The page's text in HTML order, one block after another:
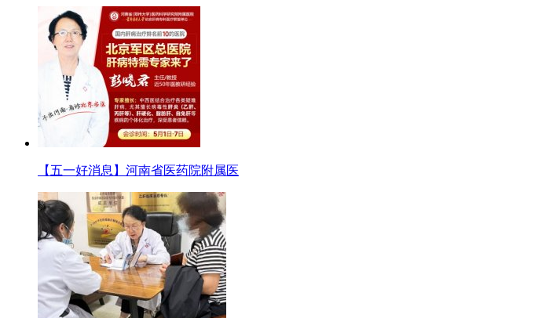
【五一好消息】河南省医药院附属医